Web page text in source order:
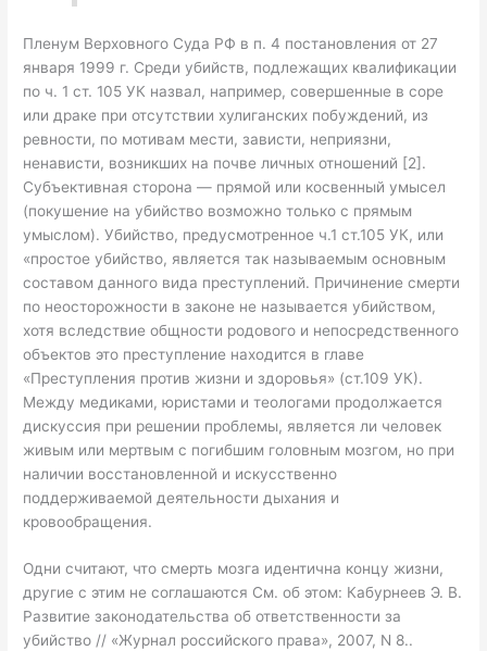
Пленум Верховного Суда РФ в п. 4 постановления от 27
января 1999 г. Среди убийств, подлежащих квалификации
по ч. 1 ст. 105 УК назвал, например, совершенные в соре
или драке при отсутствии хулиганских побуждений, из
ревности, по мотивам мести, зависти, неприязни,
ненависти, возникших на почве личных отношений [2].
Субъективная сторона — прямой или косвенный умысел
(покушение на убийство возможно только с прямым
умыслом). Убийство, предусмотренное ч.1 ст.105 УК, или
«простое убийство, является так называемым основным
составом данного вида преступлений. Причинение смерти
по неосторожности в законе не называется убийством,
хотя вследствие общности родового и непосредственного
объектов это преступление находится в главе
«Преступления против жизни и здоровья» (ст.109 УК).
Между медиками, юристами и теологами продолжается
дискуссия при решении проблемы, является ли человек
живым или мертвым с погибшим головным мозгом, но при
наличии восстановленной и искусственно
поддерживаемой деятельности дыхания и
кровообращения.
Одни считают, что смерть мозга идентична концу жизни,
другие с этим не соглашаются См. об этом: Кабурнеев Э. В.
Развитие законодательства об ответственности за
убийство // «Журнал российского права», 2007, N 8..